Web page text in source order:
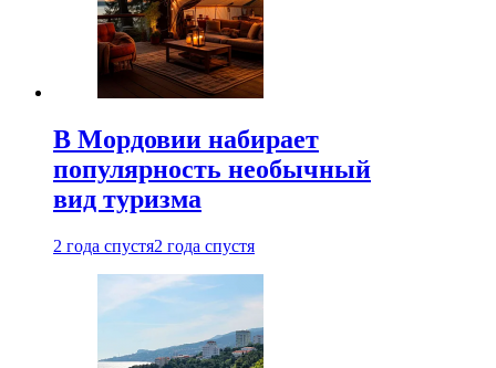
В Мордовии набирает
популярность необычный
вид туризма
2 года спустя2 года спустя